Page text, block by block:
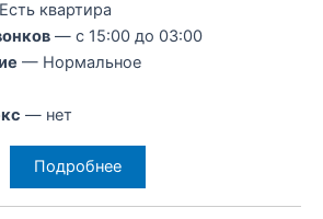
квартира
— с 15:00 до 03:00
— Нормальное
— нет
Подробнее